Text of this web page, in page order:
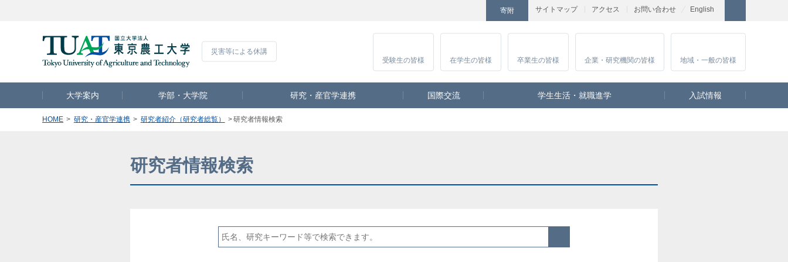
サイトマップ アクセス お問い合わせ
寄附 English
Instagram
災害等による休講
受験生の皆様 在学生の皆様 卒業生の皆様 企業・研究機関の皆様 地域・一般の皆様
大学案内 学部・大学院 研究・産官学連携 国際交流 学生生活・就職進学 入試情報
HOME 研究・産官学連携 研究者紹介（研究者総覧） 研究者情報検索
研究者情報検索